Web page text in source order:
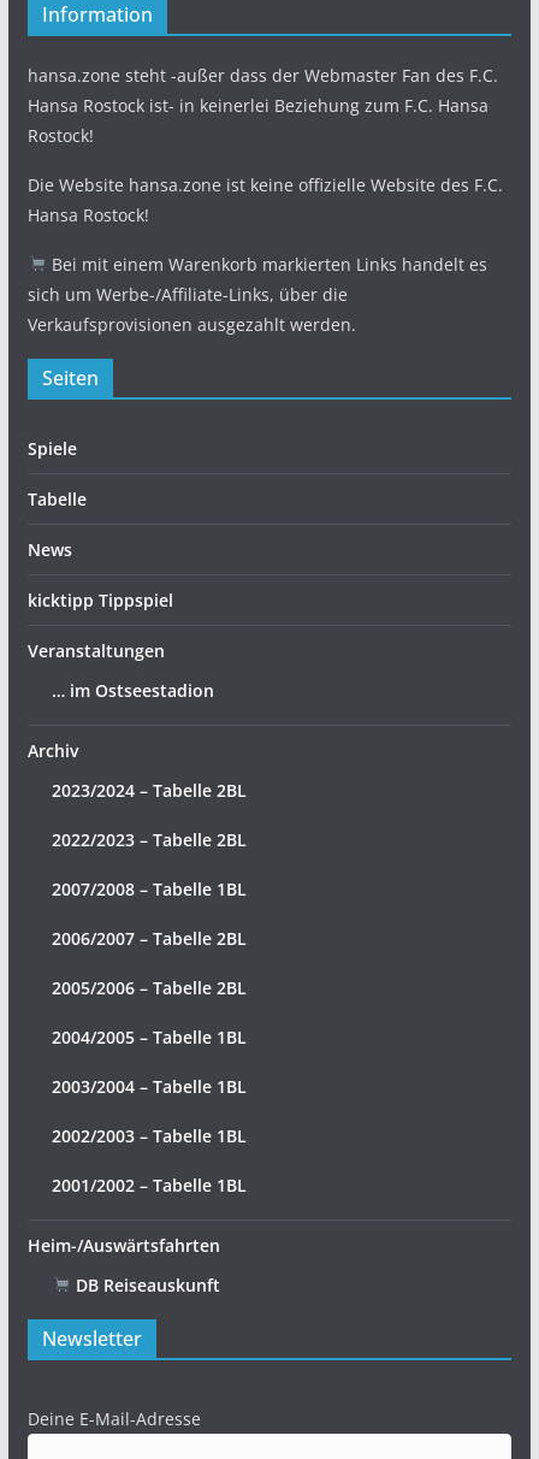
Information
hansa.zone steht -außer dass der Webmaster Fan des F.C.
Hansa Rostock ist- in keinerlei Beziehung zum F.C. Hansa
Rostock!
Die Website hansa.zone ist keine offizielle Website des F.C.
Hansa Rostock!
Bei mit einem Warenkorb markierten Links handelt es
sich um Werbe-/Affiliate-Links, über die
Verkaufsprovisionen ausgezahlt werden.
Seiten
Spiele
Tabelle
News
kicktipp Tippspiel
Veranstaltungen
… im Ostseestadion
Archiv
2023/2024 – Tabelle 2BL
2022/2023 – Tabelle 2BL
2007/2008 – Tabelle 1BL
2006/2007 – Tabelle 2BL
2005/2006 – Tabelle 2BL
2004/2005 – Tabelle 1BL
2003/2004 – Tabelle 1BL
2002/2003 – Tabelle 1BL
2001/2002 – Tabelle 1BL
Heim-/Auswärtsfahrten
DB Reiseauskunft
Newsletter
Deine E-Mail-Adresse